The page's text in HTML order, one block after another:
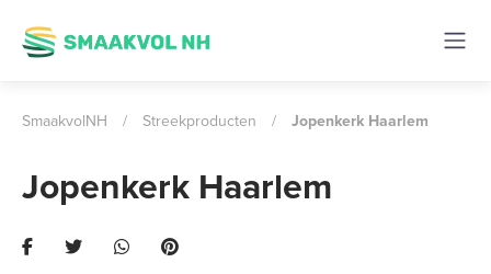
SmaakvolNH / Streekproducten / Jopenkerk Haarlem
Jopenkerk Haarlem